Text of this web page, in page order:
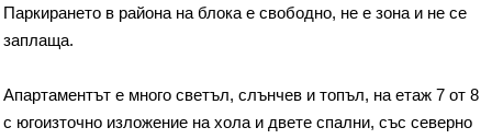
Паркирането в района на блока е свободно, не е зона и не се
заплаща.
Апартаментът е много светъл, слънчев и топъл, на етаж 7 от 8
с югоизточно изложение на хола и двете спални, със северно